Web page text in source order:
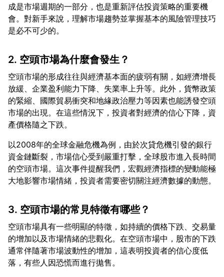
成是市場週期的一部分，也是重新評估投資策略的重要機
會。對新手來說，理解市場趨勢並掌握基本的風險管理技巧
2. 空頭市場為什麼會發生？
空頭市場的形成往往與經濟基本面的疲弱有關，如經濟增長
放緩、企業盈利能力下降、失業率上升等。此外，貨幣政策
的緊縮、國際貿易衝突和地緣政治壓力等因素也能誘發空頭
市場的出現。在這些情況下，投資者對經濟的信心下降，資
以2008年的全球金融危機為例，由於次貸危機引發的銀行
資金鏈斷裂，市場信心受到嚴重打擊，全球股市進入長時間
的空頭市場。這次事件提醒我們，宏觀經濟指標的變動能極
3. 空頭市場的常見特徵有哪些？
空頭市場具有一些明顯的特徵，如持續的價格下跌、交易量
的增加以及市場情緒的悲觀化。在空頭市場中，股市的下跌
通常伴隨著市場波動性的增加，這表明投資者的信心度低